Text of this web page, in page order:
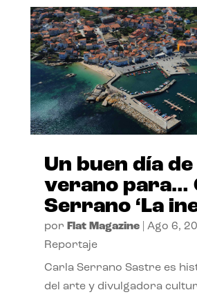
Un buen día de
verano para…
Serrano ‘La
por Flat Magazine| Ago 6,
Reportaje
Carla Serrano Sastre es
del arte y divulgadora